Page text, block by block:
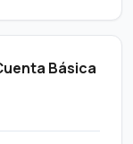
Básica